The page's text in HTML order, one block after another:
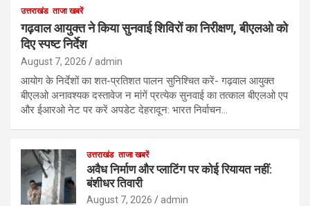
उत्तराखंड ताजा खबरें
गढ़वाल आयुक्त ने किया सुनवाई शिविरों का निरीक्षण, बीएलओ को
दिए स्पष्ट निर्देश
August 7, 2026 admin
आयोग के निर्देशों का शत-प्रतिशत पालन सुनिश्चित करें- गढ़वाल आयुक्त
बीएलओ अनावश्यक दस्तावेज न मांगें प्रत्येक सुनवाई का तत्काल बीएलओ एप
और ईआरओ नेट पर करें अपडेट देहरादून: भारत निर्वाचन…
उत्तराखंड ताजा खबरें
अवैध निर्माण और प्लाटिंग पर कोई रियायत नहीं:
बंशीधर तिवारी
August 7, 2026 admin